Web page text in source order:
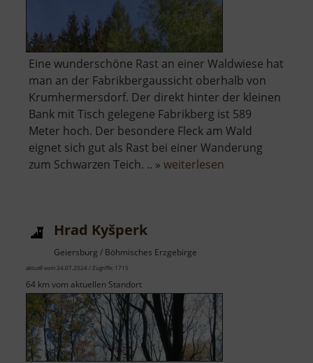
Eine wunderschöne Rast an einer Waldwiese hat
man an der Fabrikbergaussicht oberhalb von
Krumhermersdorf. Der direkt hinter der kleinen
Bank mit Tisch gelegene Fabrikberg ist 589
Meter hoch. Der besondere Fleck am Wald
eignet sich gut als Rast bei einer Wanderung
zum Schwarzen Teich. .. » weiterlesen
Hrad Kyšperk
Geiersburg / Böhmisches Erzgebirge
aktuell vom 24.07.2024 / Zugriffe: 1715
64 km vom aktuellen Standort